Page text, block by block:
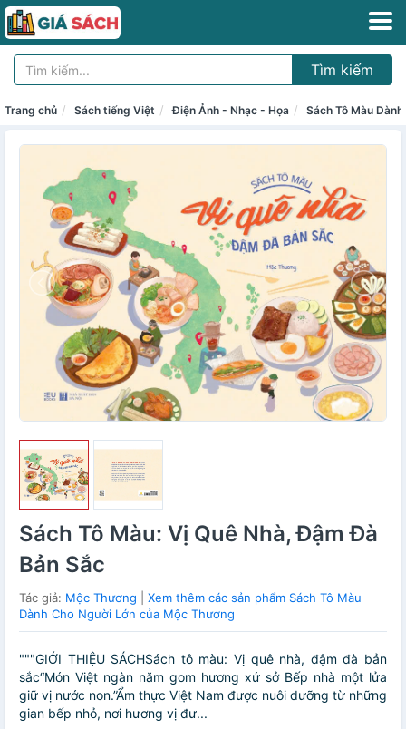
Tìm kiếm
Trang chủ Sách tiếng Việt Điện Ảnh - Nhạc - Họa Sách Tô Màu
Sách Tô Màu: Vị Quê Nhà, Đậm Đà
Bản Sắc
Tác giả: Mộc Thương
Xem thêm các sản phẩm Sách Tô Màu
Dành Cho Người Lớn của Mộc Thương
"""GIỚI THIỆU SÁCHSách tô màu: Vị quê nhà, đậm đà bản
sắc“Món Việt ngàn năm gom hương xứ sở Bếp nhà một lửa
giữ vị nước non.”Ẩm thực Việt Nam được nuôi dưỡng từ những
gian bếp nhỏ, nơi hương vị đư...